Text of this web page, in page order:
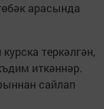
арасында
теркәлгән,
иткәннәр.
сайлап